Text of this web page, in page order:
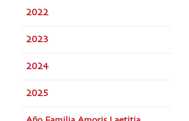
2022
2023
2024
2025